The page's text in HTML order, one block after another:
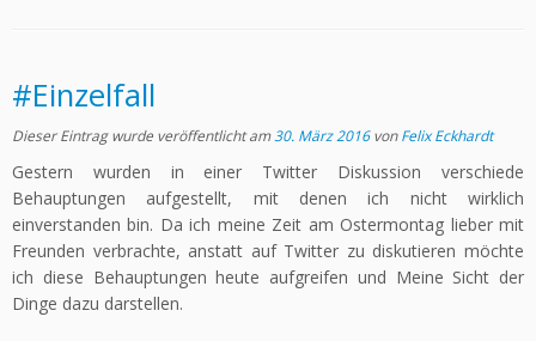
#Einzelfall
Dieser Eintrag wurde veröffentlicht am30. März 2016 vonFelix Eckhardt
Gestern wurden in einer Twitter Diskussion verschiede
Behauptungen aufgestellt, mit denen ich nicht wirklich
einverstanden bin. Da ich meine Zeit am Ostermontag lieber mit
Freunden verbrachte, anstatt auf Twitter zu diskutieren möchte
ich diese Behauptungen heute aufgreifen und Meine Sicht der
Dinge dazu darstellen.